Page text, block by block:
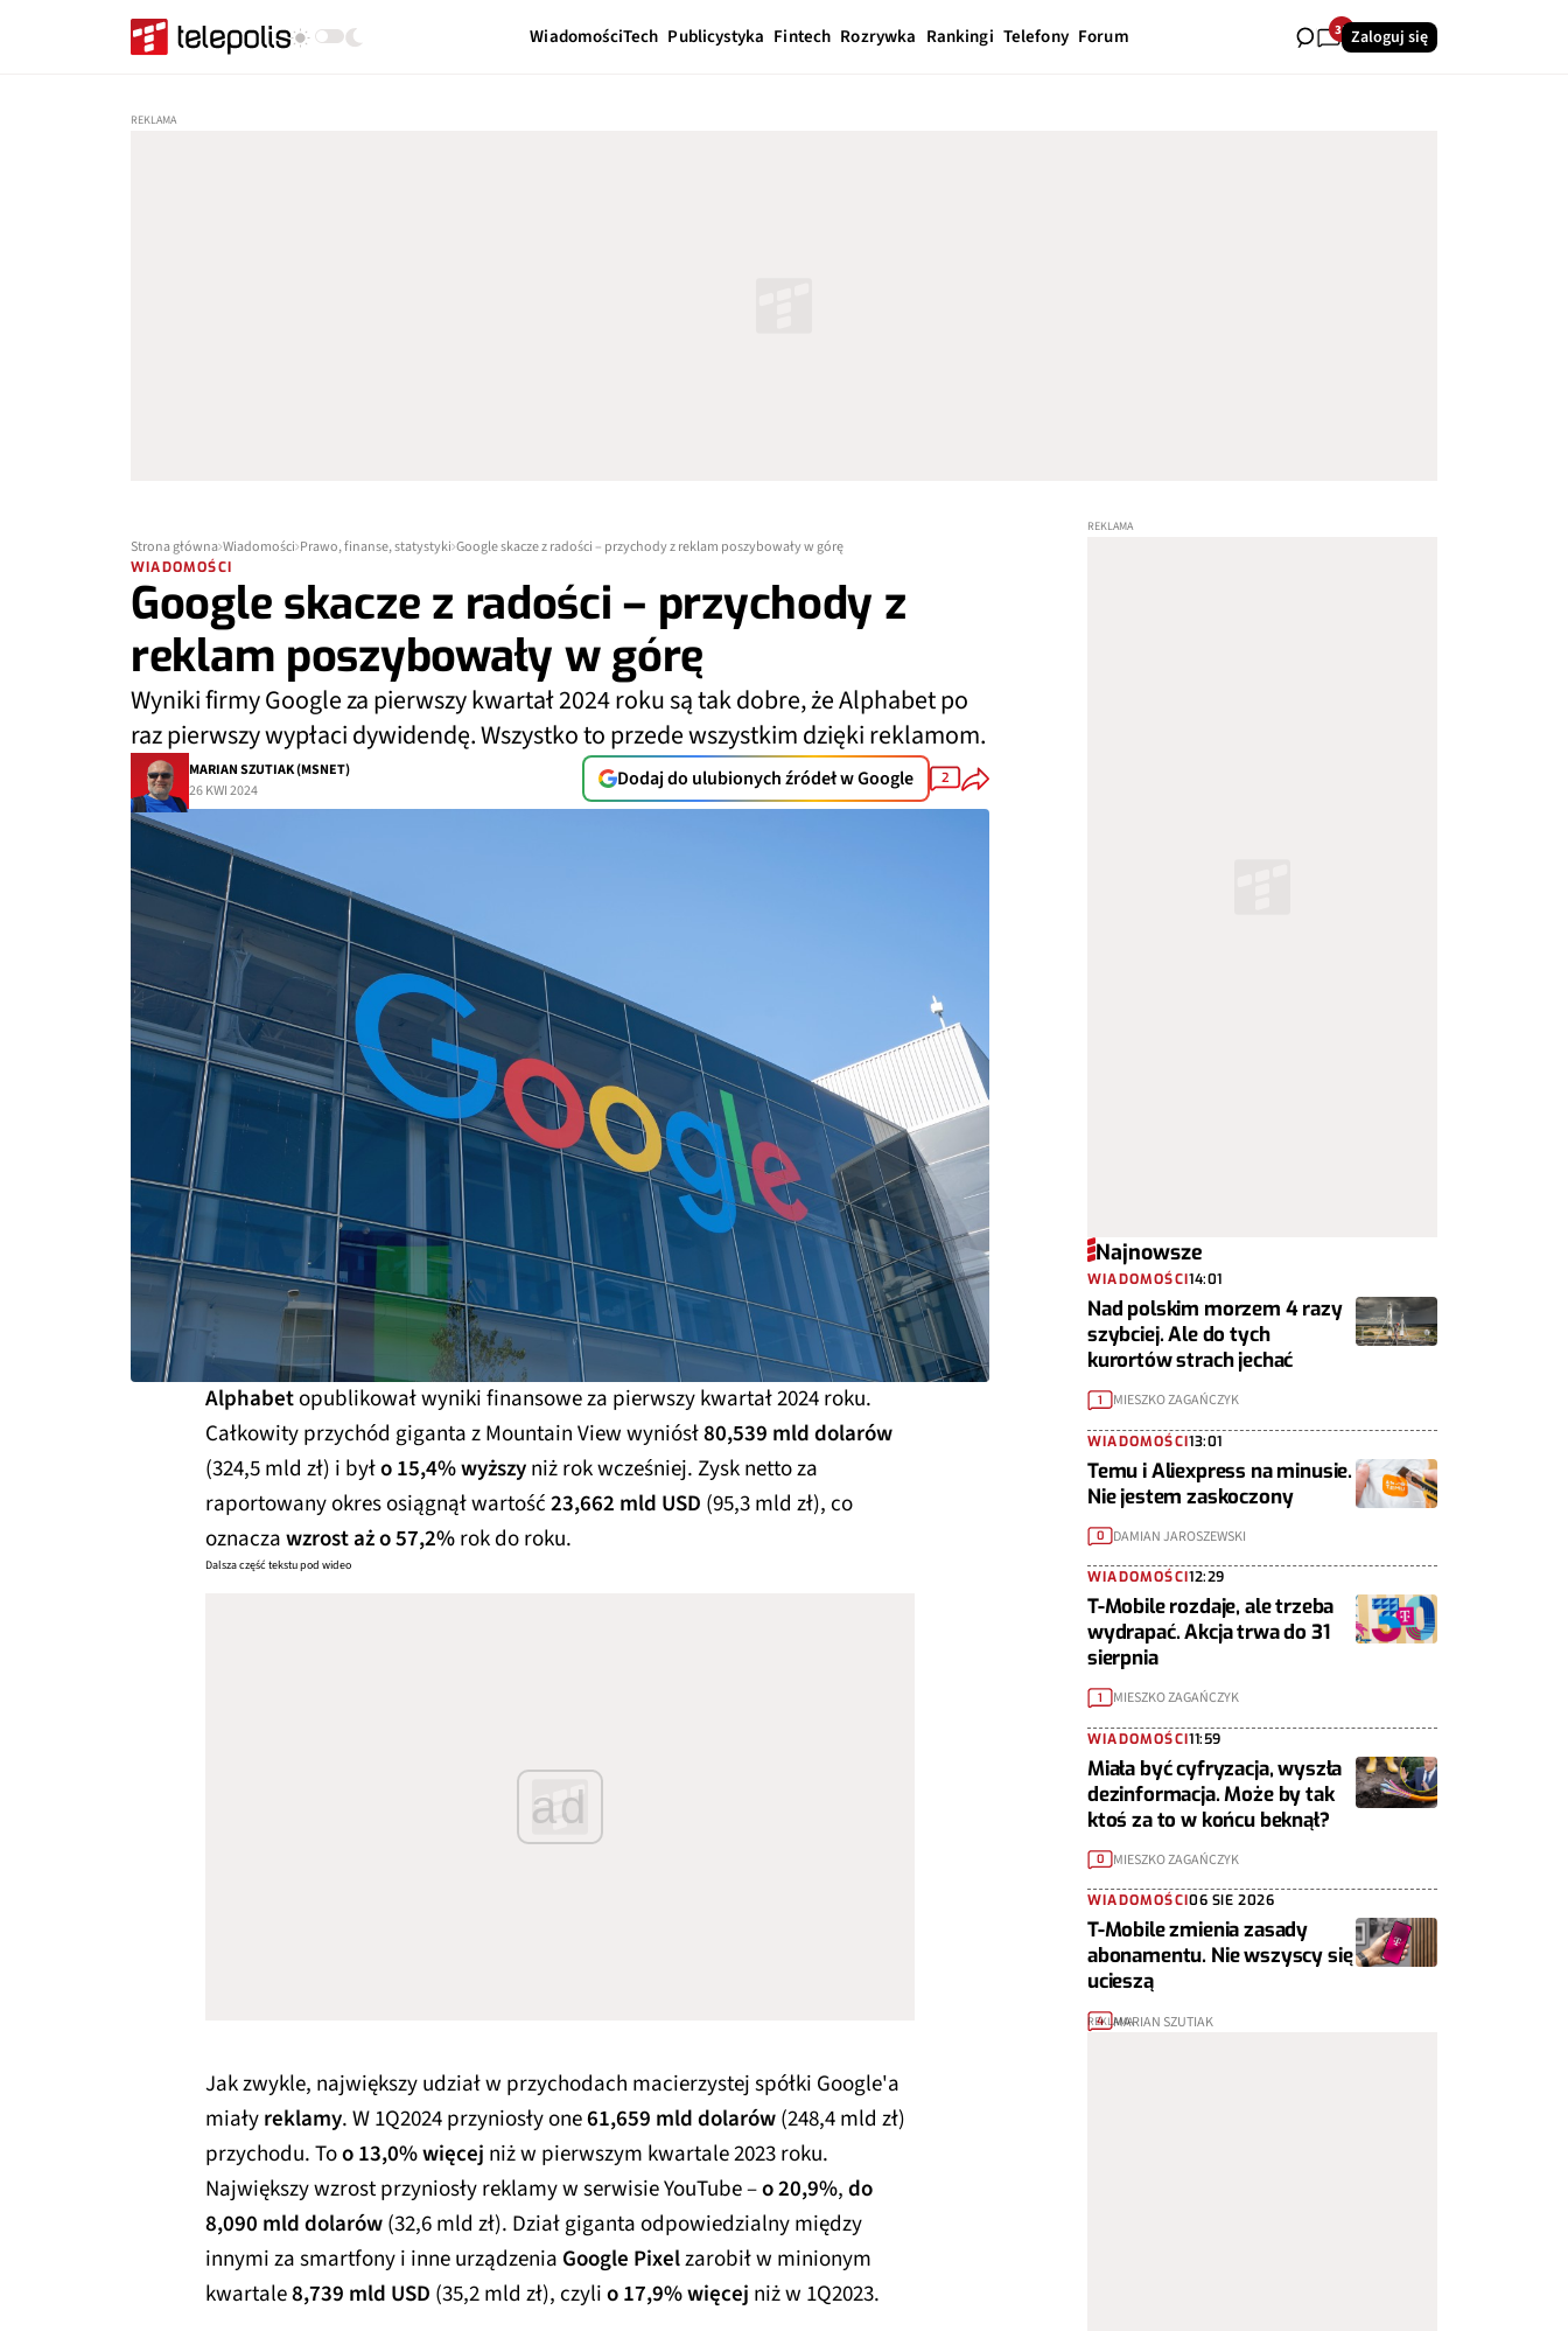
WiadomościTech Publicystyka Fintech Rozrywka Rankingi Telefony Forum 35Zaloguj się
Strona główna Wiadomości Prawo, finanse, statystyki Google skacze z radości – przychody z reklam poszybowały w górę
WIADOMOŚCI
Google skacze z radości – przychody z
reklam poszybowały w górę
Wyniki firmy Google za pierwszy kwartał 2024 roku są tak dobre, że Alphabet po
raz pierwszy wypłaci dywidendę. Wszystko to przede wszystkim dzięki reklamom.
MARIAN SZUTIAK (MSNET)
26 KWI 2024
Dodaj do ulubionych źródeł w Google 2
Alphabetopublikował wyniki finansowe za pierwszy kwartał 2024 roku.
Całkowity przychód giganta z Mountain View wyniósł80,539 mld dolarów
(324,5 mld zł) i było 15,4% wyższyniż rok wcześniej. Zysk netto za
raportowany okres osiągnął wartość23,662 mld USD (95,3 mld zł), co
oznaczawzrost aż o 57,2%rok do roku.
Dalsza część tekstu pod wideo
ad
Jak zwykle, największy udział w przychodach macierzystej spółki Google'a
miałyreklamy. W 1Q2024 przyniosły one61,659 mld dolarów(248,4 mld zł)
przychodu. Too 13,0% więcej niż w pierwszym kwartale 2023 roku.
Największy wzrost przyniosły reklamy w serwisie YouTube –o 20,9%,do
8,090 mld dolarów(32,6 mld zł). Dział giganta odpowiedzialny między
innymi za smartfony i inne urządzenia Google Pixelzarobił w minionym
kwartale8,739 mld USD (35,2 mld zł), czylio 17,9% więcej niż w 1Q2023.
Najnowsze
WIADOMOŚCI14:01
Nad polskim morzem 4 razy
szybciej. Ale do tych
kurortów strach jechać
1 MIESZKO ZAGAŃCZYK
WIADOMOŚCI13:01
Temu i Aliexpress na minusie.
Nie jestem zaskoczony
0 DAMIAN JAROSZEWSKI
WIADOMOŚCI12:29
T-Mobile rozdaje, ale trzeba
wydrapać. Akcja trwa do 31
sierpnia
1 MIESZKO ZAGAŃCZYK
WIADOMOŚCI11:59
Miała być cyfryzacja, wyszła
dezinformacja. Może by tak
ktoś za to w końcu beknął?
0 MIESZKO ZAGAŃCZYK
WIADOMOŚCI06 SIE 2026
T-Mobile zmienia zasady
abonamentu. Nie wszyscy się
ucieszą
4 MARIAN SZUTIAK